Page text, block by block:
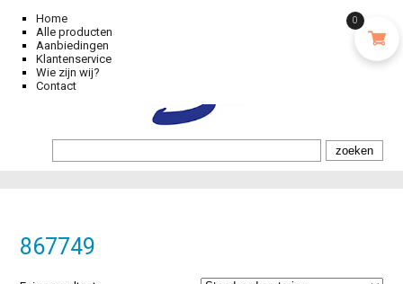
Home
Alle producten
Aanbiedingen
Klantenservice
Wie zijn wij?
Contact
867749
0